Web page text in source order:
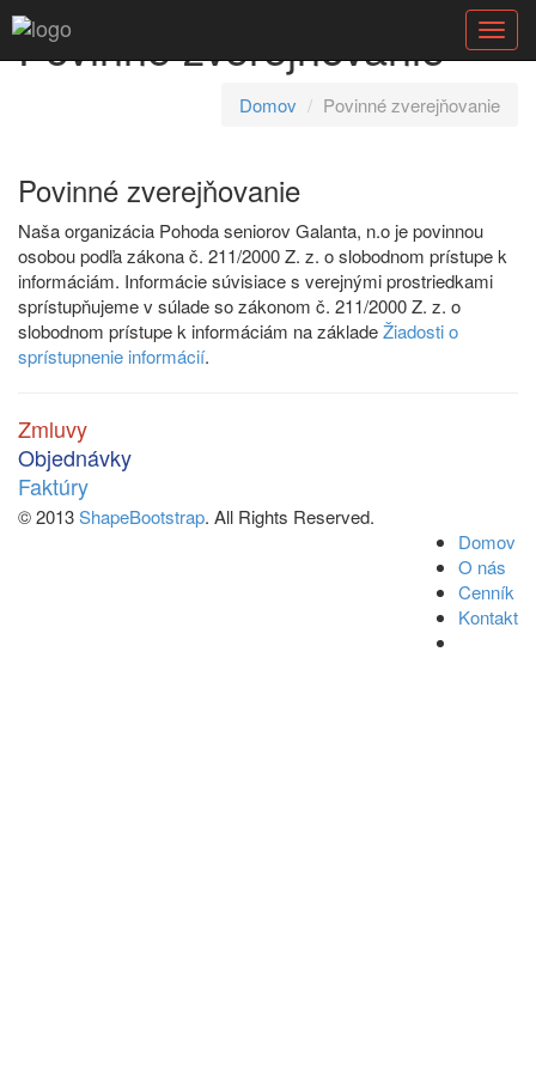
Povinné zverejňovanie
Domov Povinné zverejňovanie
Povinné zverejňovanie
Naša organizácia Pohoda seniorov Galanta, n.o je povinnou
osobou podľa zákona č. 211/2000 Z. z. o slobodnom prístupe k
informáciám. Informácie súvisiace s verejnými prostriedkami
sprístupňujeme v súlade so zákonom č. 211/2000 Z. z. o
slobodnom prístupe k informáciám na základeŽiadosti o
sprístupnenie informácií.
Zmluvy
Objednávky
Faktúry
© 2013ShapeBootstrap. All Rights Reserved.
Domov
O nás
Cenník
Kontakt